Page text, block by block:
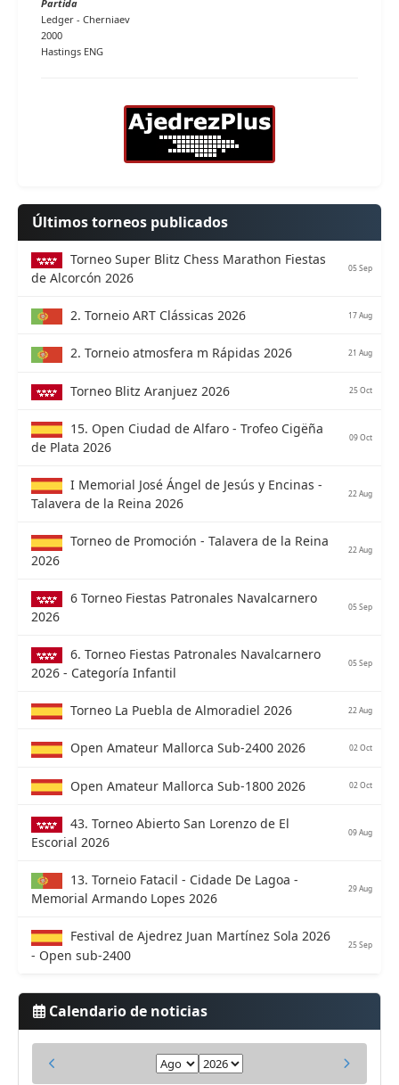
Partida
Ledger - Cherniaev
2000
Hastings ENG
Últimos torneos publicados
Torneo Super Blitz Chess Marathon Fiestas
de Alcorcón 2026
05 Sep
2. Torneio ART Clássicas 2026 17 Aug
2. Torneio atmosfera m Rápidas 2026 21 Aug
Torneo Blitz Aranjuez 2026 25 Oct
15. Open Ciudad de Alfaro - Trofeo Cigëña
de Plata 2026
09 Oct
I Memorial José Ángel de Jesús y Encinas -
Talavera de la Reina 2026
22 Aug
Torneo de Promoción - Talavera de la Reina
2026
22 Aug
6 Torneo Fiestas Patronales Navalcarnero
2026
05 Sep
6. Torneo Fiestas Patronales Navalcarnero
2026 - Categoría Infantil
05 Sep
Torneo La Puebla de Almoradiel 2026 22 Aug
Open Amateur Mallorca Sub-2400 2026 02 Oct
Open Amateur Mallorca Sub-1800 2026 02 Oct
43. Torneo Abierto San Lorenzo de El
Escorial 2026
09 Aug
13. Torneio Fatacil - Cidade De Lagoa -
Memorial Armando Lopes 2026
29 Aug
Festival de Ajedrez Juan Martínez Sola 2026
- Open sub-2400
25 Sep
Calendario de noticias